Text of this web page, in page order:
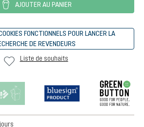
AJOUTER AU PANIER
FONCTIONNELS POUR LANCER LA
DE REVENDEURS
Liste de souhaits